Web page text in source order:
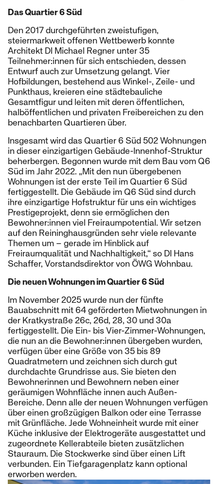
Das Quartier 6 Süd
Den 2017 durchgeführten zweistufigen,
steiermarkweit offenen Wettbewerb konnte
Architekt DI Michael Regner unter 35
Teilnehmer:innen für sich entschieden, dessen
Entwurf auch zur Umsetzung gelangt. Vier
Hofbildungen, bestehend aus Winkel-, Zeile- und
Punkthaus, kreieren eine städtebauliche
Gesamtfigur und leiten mit deren öffentlichen,
halböffentlichen und privaten Freibereichen zu den
benachbarten Quartieren über.
Insgesamt wird das Quartier 6 Süd 502 Wohnungen
in dieser einzigartigen Gebäude-Innenhof-Struktur
beherbergen. Begonnen wurde mit dem Bau vom Q6
Süd im Jahr 2022. „Mit den nun übergebenen
Wohnungen ist der erste Teil im Quartier 6 Süd
fertiggestellt. Die Gebäude im Q6 Süd sind durch
ihre einzigartige Hofstruktur für uns ein wichtiges
Prestigeprojekt, denn sie ermöglichen den
Bewohner:innen viel Freiraumpotential. Wir setzen
auf den Reininghausgründen sehr viele relevante
Themen um – gerade im Hinblick auf
Freiraumqualität und Nachhaltigkeit,“ so DI Hans
Schaffer, Vorstandsdirektor von ÖWG Wohnbau.
Die neuen Wohnungen im Quartier 6 Süd
Im November 2025 wurde nun der fünfte
Bauabschnitt mit 64 geförderten Mietwohnungen in
der Kratkystraße 26c, 26d, 28, 30 und 30a
fertiggestellt. Die Ein- bis Vier-Zimmer-Wohnungen,
die nun an die Bewohner:innen übergeben wurden,
verfügen über eine Größe von 35 bis 89
Quadratmetern und zeichnen sich durch gut
durchdachte Grundrisse aus. Sie bieten den
Bewohnerinnen und Bewohnern neben einer
geräumigen Wohnfläche innen auch Außen-
Bereiche. Denn alle der neuen Wohnungen verfügen
über einen großzügigen Balkon oder eine Terrasse
mit Grünfläche. Jede Wohneinheit wurde mit einer
Küche inklusive der Elektrogeräte ausgestattet und
zugeordnete Kellerabteile bieten zusätzlichen
Stauraum. Die Stockwerke sind über einen Lift
verbunden. Ein Tiefgaragenplatz kann optional
erworben werden.